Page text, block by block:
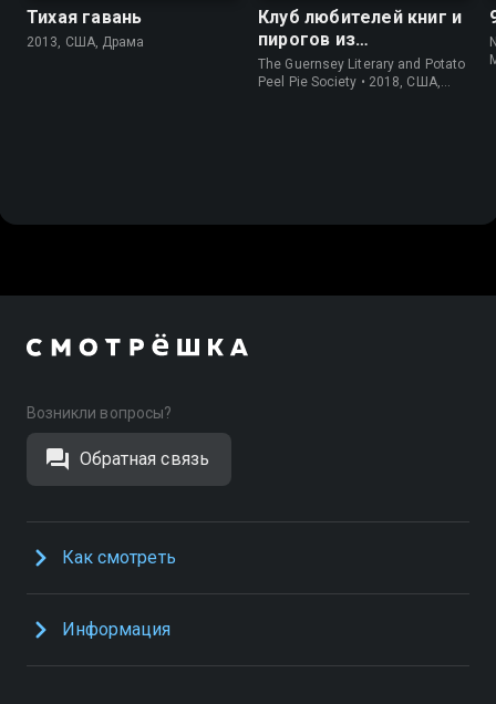
Тихая гавань
2013, США, Драма
Клуб любителей книг и
пирогов из
картофельных
очистков
The Guernsey Literary and Potato
Peel Pie Society • 2018, США,
Возникли вопросы?
Обратная связь
Как смотреть
Информация